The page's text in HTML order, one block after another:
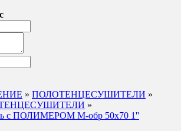
» ПОЛОТЕНЦЕСУШИТЕЛИ »
»
с ПОЛИМЕРОМ М-обр 50x70 1''